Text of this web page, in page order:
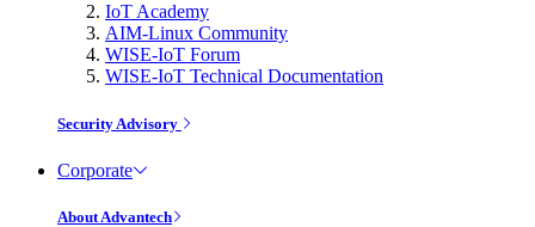
IoT Academy
AIM-Linux Community
WISE-IoT Forum
WISE-IoT Technical Documentation
Security Advisory
Corporate
About Advantech